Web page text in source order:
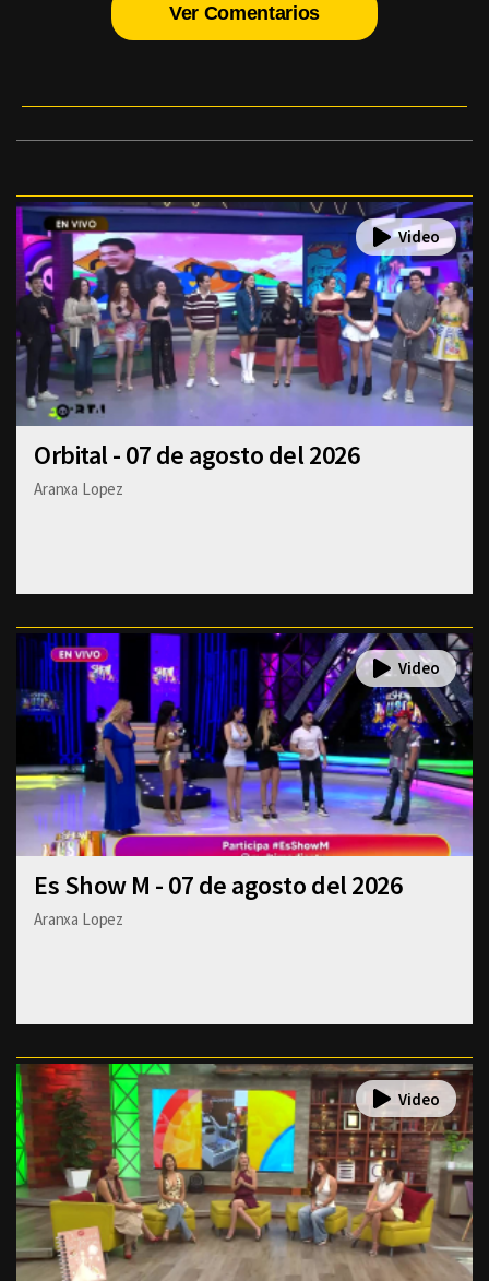
Ver Comentarios
Orbital - 07 de agosto del 2026
Aranxa Lopez
Es Show M - 07 de agosto del 2026
Aranxa Lopez